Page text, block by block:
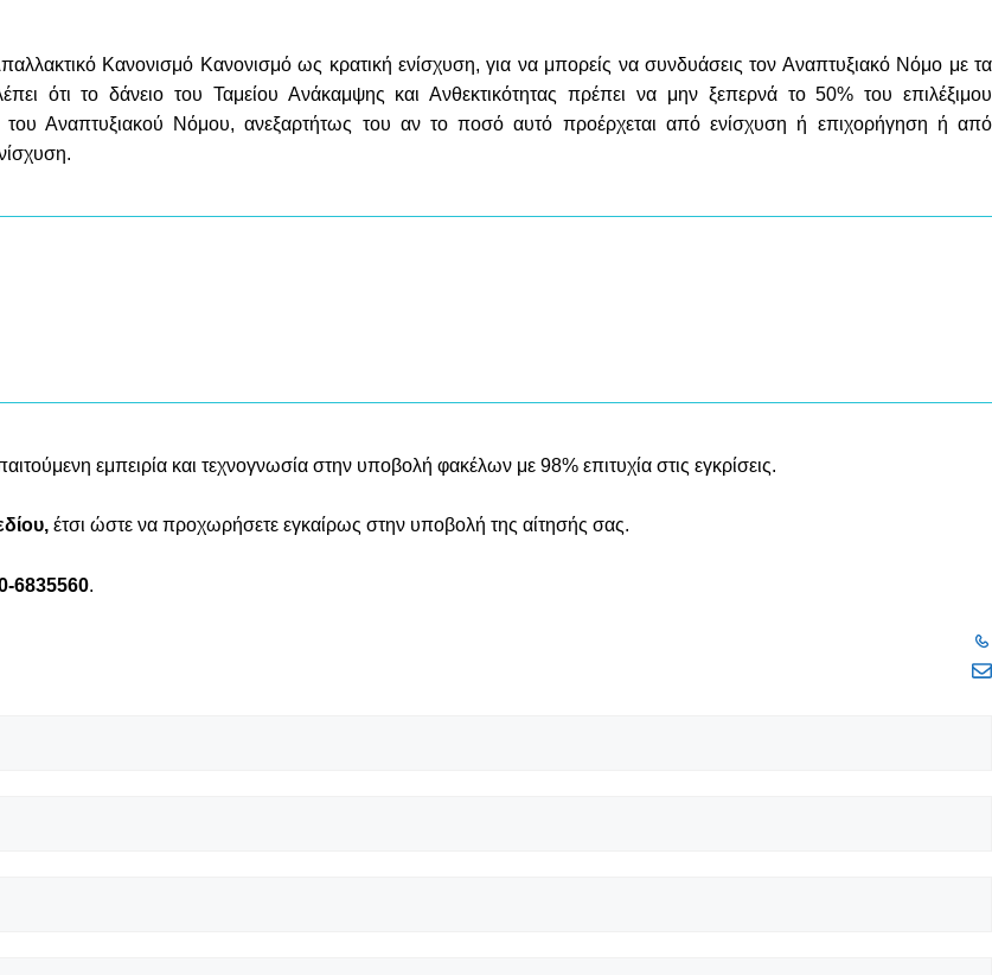
Κανονισμό Κανονισμό ως κρατική ενίσχυση, για να μπορείς να συνδυάσεις τον Αναπτυξιακό Νόμο με τα
ότι το δάνειο του Ταμείου Ανάκαμψης και Ανθεκτικότητας πρέπει να μην ξεπερνά το 50% του επιλέξιμου
Αναπτυξιακού Νόμου, ανεξαρτήτως του αν το ποσό αυτό προέρχεται από ενίσχυση ή επιχορήγηση ή από
εμπειρία και τεχνογνωσία στην υποβολή φακέλων με 98% επιτυχία στις εγκρίσεις.
έτσι ώστε να προχωρήσετε εγκαίρως στην υποβολή της αίτησής σας.
6835560.